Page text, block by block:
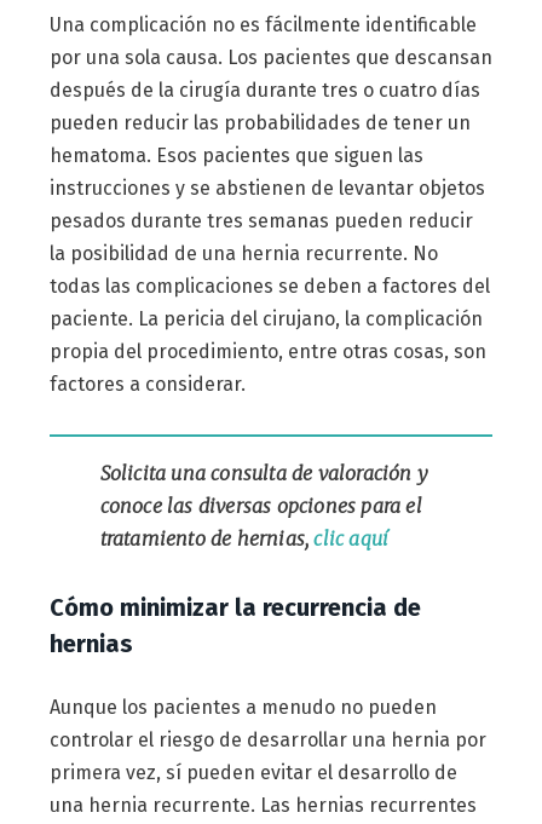
Una complicación no es fácilmente identificable
por una sola causa. Los pacientes que descansan
después de la cirugía durante tres o cuatro días
pueden reducir las probabilidades de tener un
hematoma. Esos pacientes que siguen las
instrucciones y se abstienen de levantar objetos
pesados ​​durante tres semanas pueden reducir
la posibilidad de una hernia recurrente. No
todas las complicaciones se deben a factores del
paciente. La pericia del cirujano, la complicación
propia del procedimiento, entre otras cosas, son
factores a considerar.
Solicita una consulta de valoración y
conoce las diversas opciones para el
tratamiento de hernias,clic aquí
Cómo minimizar la recurrencia de
hernias
Aunque los pacientes a menudo no pueden
controlar el riesgo de desarrollar una hernia por
primera vez, sí pueden evitar el desarrollo de
una hernia recurrente. Las hernias recurrentes